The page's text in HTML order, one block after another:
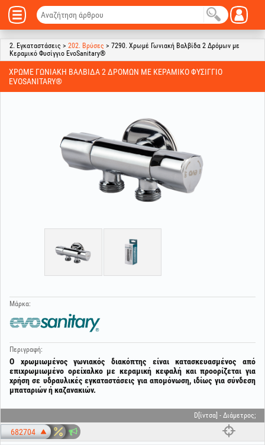
2. Εγκαταστάσεις > 202. Βρύσες > 7290. Χρωμέ Γωνιακή Βαλβίδα 2 Δρόμων με
Κεραμικό Φυσίγγιο EvoSanitary®
ΧΡΩΜΈ ΓΩΝΙΑΚΉ ΒΑΛΒΊΔΑ 2 ΔΡΌΜΩΝ ΜΕ ΚΕΡΑΜΙΚΌ ΦΥΣΊΓΓΙΟ
EVOSANITARY®
Μάρκα:
Περιγραφή:
Ο χρωμιωμένος γωνιακός διακόπτης είναι κατασκευασμένος από
επιχρωμιωμένο ορείχαλκο με κεραμική κεφαλή και προορίζεται για
χρήση σε υδραυλικές εγκαταστάσεις για απομόνωση, ιδίως για σύνδεση
μπαταριών ή καζανακιών.
D[ίντσα] - Διάμετρος;
682704